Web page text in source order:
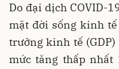
Do đại dịch COVID-
mặt đời sống kinh
trưởng kinh tế
mức tăng thấp